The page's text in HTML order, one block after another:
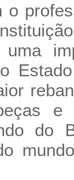
o
e
do